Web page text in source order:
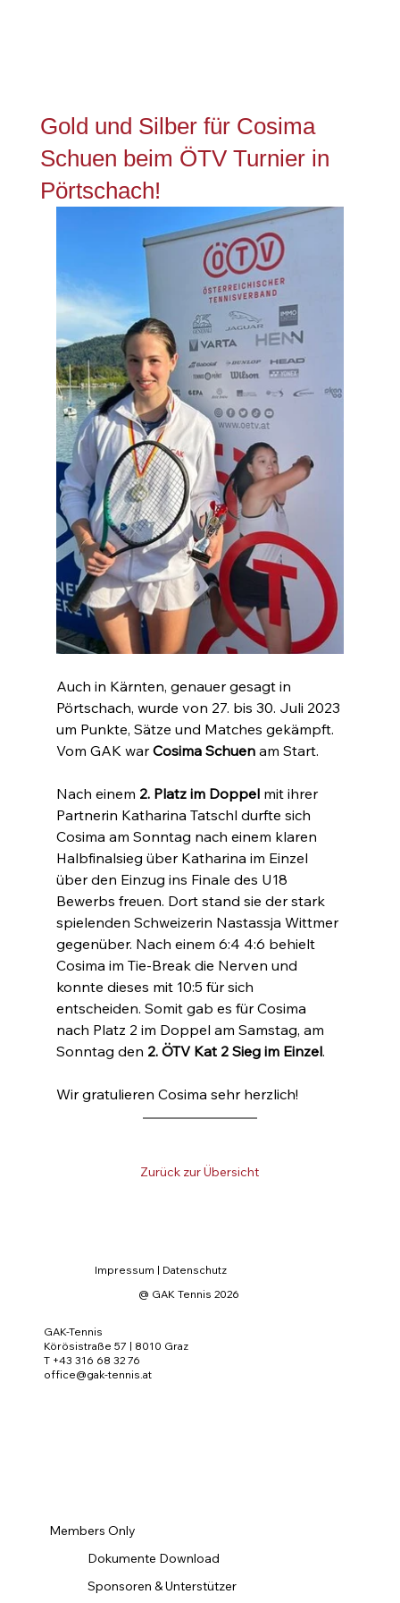
Gold und Silber für Cosima
Schuen beim ÖTV Turnier in
Pörtschach!
Auch in Kärnten, genauer gesagt in
Pörtschach, wurde von 27. bis 30. Juli 2023
um Punkte, Sätze und Matches gekämpft.
Vom GAK war Cosima Schuen am Start.
Nach einem 2. Platz im Doppel mit ihrer
Partnerin Katharina Tatschl durfte sich
Cosima am Sonntag nach einem klaren
Halbfinalsieg über Katharina im Einzel
über den Einzug ins Finale des U18
Bewerbs freuen. Dort stand sie der stark
spielenden Schweizerin Nastassja Wittmer
gegenüber. Nach einem 6:4 4:6 behielt
Cosima im Tie-Break die Nerven und
konnte dieses mit 10:5 für sich
entscheiden. Somit gab es für Cosima
nach Platz 2 im Doppel am Samstag, am
Sonntag den 2. ÖTV Kat 2 Sieg im Einzel.
Wir gratulieren Cosima sehr herzlich!
Zurück zur Übersicht
Members Only
Dokumente Download
Sponsoren & Unterstützer
GAK-Tennis
Körösistraße 57 | 8010 Graz
T +43 316 68 32 76
office@gak-tennis.at
Impressum | Datenschutz
@ GAK Tennis 2026